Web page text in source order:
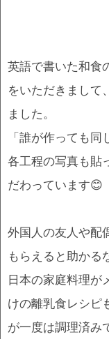
英語で書いた和食
をいただきまして
ました。
「誰が作っても同
各工程の写真も貼
だわっています😊
外国人の友人や配
もらえると助かる
日本の家庭料理が
けの離乳食レシピ
が一度は調理済み